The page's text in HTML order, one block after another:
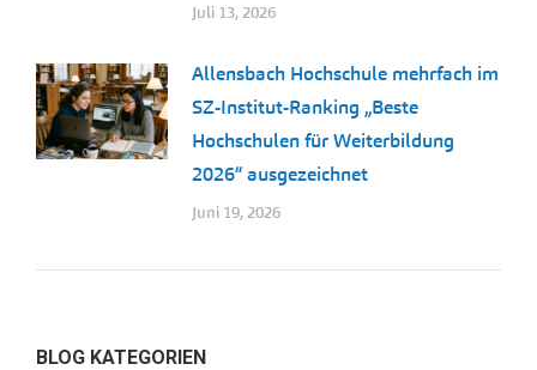
Juli 13, 2026
Allensbach Hochschule mehrfach im
SZ-Institut-Ranking „Beste
Hochschulen für Weiterbildung
2026“ ausgezeichnet
Juni 19, 2026
BLOG KATEGORIEN